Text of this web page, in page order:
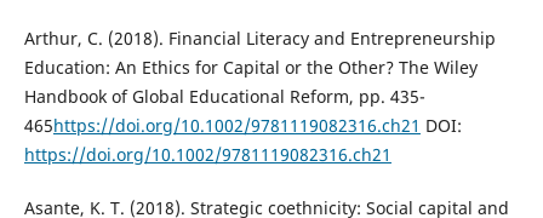
Arthur, C. (2018). Financial Literacy and Entrepreneurship
Education: An Ethics for Capital or the Other? The Wiley
Handbook of Global Educational Reform, pp. 435-
465https://doi.org/10.1002/9781119082316.ch21 DOI:
https://doi.org/10.1002/9781119082316.ch21
Asante, K. T. (2018). Strategic coethnicity: Social capital and